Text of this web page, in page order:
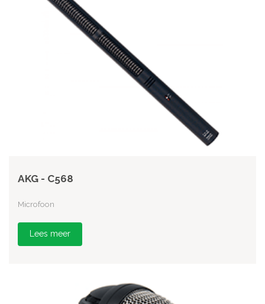
AKG - C568
Microfoon
Lees meer